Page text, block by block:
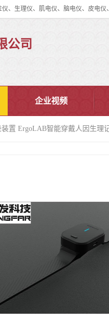
公司
企业视频
置 ErgoLAB智能穿戴人因生理